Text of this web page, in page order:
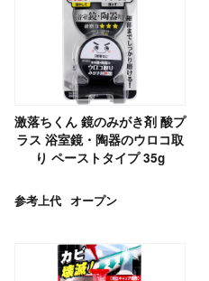
激落ちくん 鏡のみがき剤 酸プ
ラス 浴室鏡・陶器のウロコ取
り ペーストタイプ 35g
参考上代 オープン